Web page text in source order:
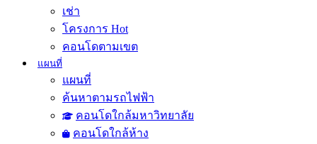
เช่า
โครงการ Hot
คอนโดตามเขต
แผนที่
แผนที่
ค้นหาตามรถไฟฟ้า
คอนโดใกล้มหาวิทยาลัย
คอนโดใกล้ห้าง